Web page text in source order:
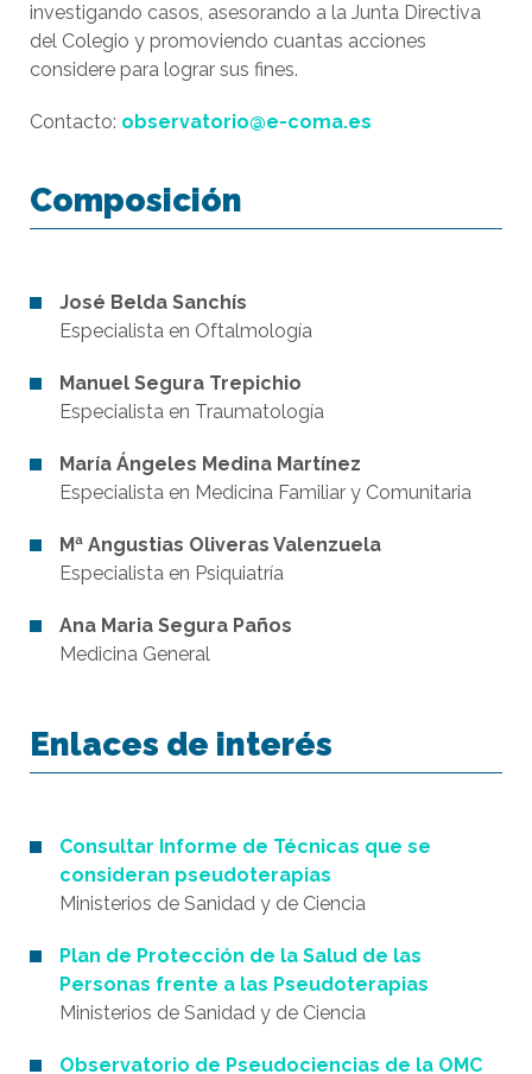
investigando casos, asesorando a la Junta Directiva
del Colegio y promoviendo cuantas acciones
considere para lograr sus fines.
Contacto: observatorio@e-coma.es
Composición
José Belda Sanchís
Especialista en Oftalmología
Manuel Segura Trepichio
Especialista en Traumatología
María Ángeles Medina Martínez
Especialista en Medicina Familiar y Comunitaria
Mª Angustias Oliveras Valenzuela
Especialista en Psiquiatría
Ana Maria Segura Paños
Medicina General
Enlaces de interés
Consultar Informe de Técnicas que se
consideran pseudoterapias
Ministerios de Sanidad y de Ciencia
Plan de Protección de la Salud de las
Personas frente a las Pseudoterapias
Ministerios de Sanidad y de Ciencia
Observatorio de Pseudociencias de la OMC